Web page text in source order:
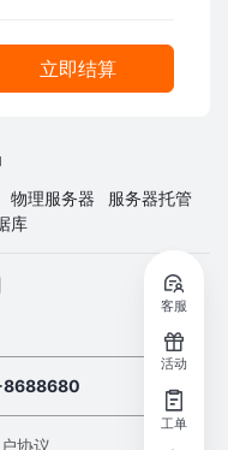
立即结算
物理服务器
服务器托管
库
协议
客服
活动
工单